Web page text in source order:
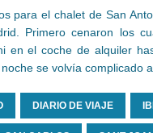
para el chalet de San
Primero cenaron los
en el coche de alquiler
se volvía complicado
DIARIO DE VIAJE